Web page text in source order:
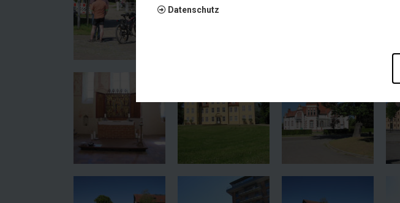
Datenschutz
Diese Cookies sind für den Betrieb der Seite unbedingt
Funktionalitäten. Außerdem können wir mit dieser Art von
Statistik
Um unser Angebot und unsere Webseite weiter zu
dieser Cookies können wir beispielsweise die Besucherzahlen
Inhalte von externen Plattformen wie z.B. Google werden
werden, bedarf der Zugriff auf diese Inhalte keiner manuellen